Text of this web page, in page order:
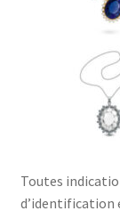
Toutes
d’identification